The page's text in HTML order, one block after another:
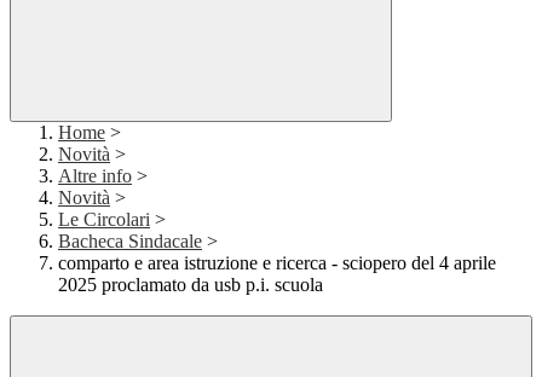
Home >
Novità >
Altre info >
Novità >
Le Circolari >
Bacheca Sindacale >
comparto e area istruzione e ricerca - sciopero del 4 aprile
2025 proclamato da usb p.i. scuola